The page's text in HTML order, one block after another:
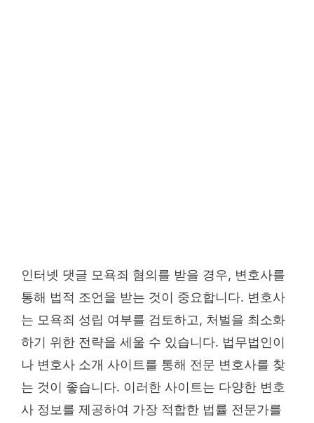
인터넷 댓글 모욕죄 혐의를 받을 경우, 변호사를
통해 법적 조언을 받는 것이 중요합니다. 변호사
는 모욕죄 성립 여부를 검토하고, 처벌을 최소화
하기 위한 전략을 세울 수 있습니다. 법무법인이
나 변호사 소개 사이트를 통해 전문 변호사를 찾
는 것이 좋습니다. 이러한 사이트는 다양한 변호
사 정보를 제공하여 가장 적합한 법률 전문가를